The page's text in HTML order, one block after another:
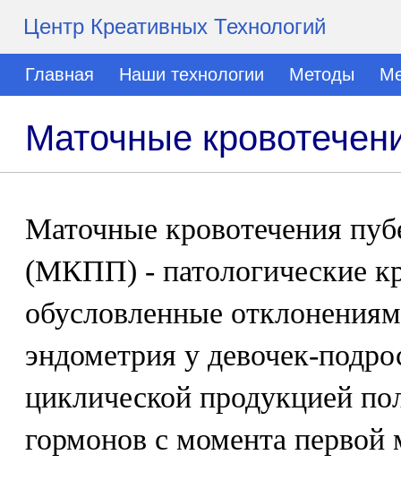
Центр Креативных Технологий
Главная Наши технологии Методы
Маточные
Маточные кровотечения
(МКПП) - патологические
обусловленные
эндометрия у девочек-
циклической продукцией
гормонов с момента первой